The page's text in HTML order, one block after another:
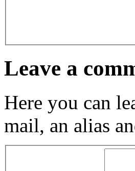
Leave a
Here you can
mail, an alias